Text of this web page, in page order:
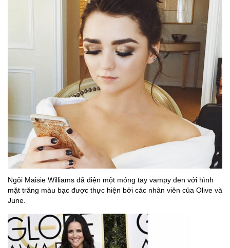
Ngôi Maisie Williams đã diện một móng tay vampy đen với hình
mặt trăng màu bạc được thực hiện bởi các nhân viên của Olive và
June.